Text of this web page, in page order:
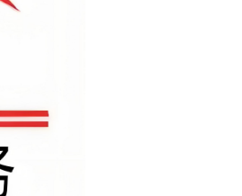
1865-909（点击咨询）
国畅通(1)400-1865-909（点
909（点击咨询） 美的
热线 美的空调金华24小时售
热线 原厂配件保障：使...
立刻支付